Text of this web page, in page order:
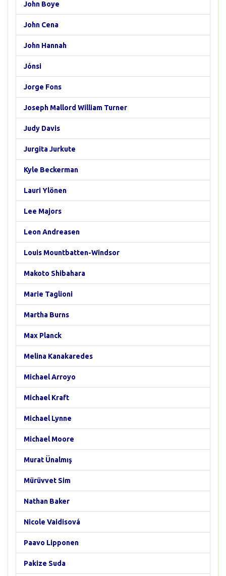
John Boye
John Cena
John Hannah
Jónsi
Jorge Fons
Joseph Mallord William Turner
Judy Davis
Jurgita Jurkute
Kyle Beckerman
Lauri Ylönen
Lee Majors
Leon Andreasen
Louis Mountbatten-Windsor
Makoto Shibahara
Marie Taglioni
Martha Burns
Max Planck
Melina Kanakaredes
Michael Arroyo
Michael Kraft
Michael Lynne
Michael Moore
Murat Ünalmış
Mürüvvet Sim
Nathan Baker
Nicole Vaidisová
Paavo Lipponen
Pakize Suda